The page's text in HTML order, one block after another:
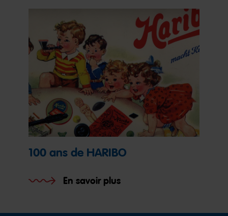
100 ans de HARIBO
En savoir plus